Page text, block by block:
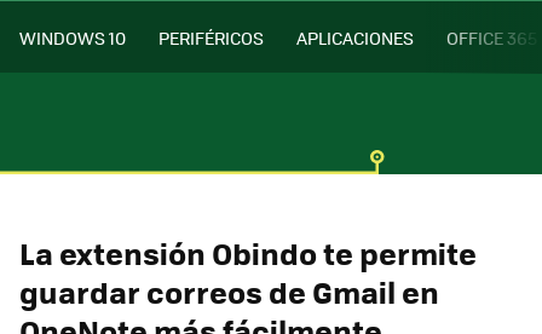
WINDOWS 10 PERIFÉRICOS APLICACIONES OFFICE 365
La extensión Obindo te permite
guardar correos de Gmail en